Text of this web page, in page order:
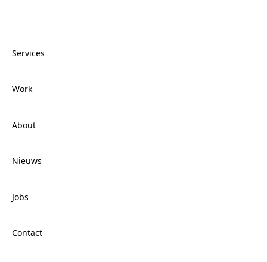
Services
Work
About
Nieuws
Jobs
Contact